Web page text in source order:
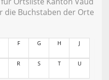
die Buchstaben der Orte
F G H J
R S T U